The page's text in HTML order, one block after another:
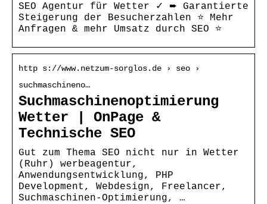
SEO Agentur für Wetter ✓ ➨ Garantierte
Steigerung der Besucherzahlen ⭐ Mehr
Anfragen & mehr Umsatz durch SEO ⭐
http s://www.netzum-sorglos.de › seo ›
suchmaschineno…
Suchmaschinenoptimierung
Wetter | OnPage &
Technische SEO
Gut zum Thema SEO nicht nur in Wetter
(Ruhr) werbeagentur,
Anwendungsentwicklung, PHP
Development, Webdesign, Freelancer,
Suchmaschinen-Optimierung, …